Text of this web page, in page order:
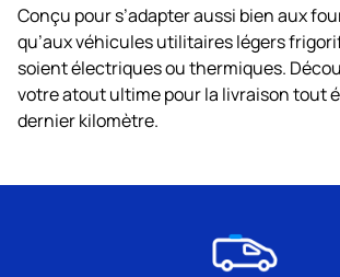
Conçu pour s’adapter aussi bien aux
qu’aux véhicules utilitaires légers
soient électriques ou thermiques.
votre atout ultime pour la livraison tout
dernier kilomètre.